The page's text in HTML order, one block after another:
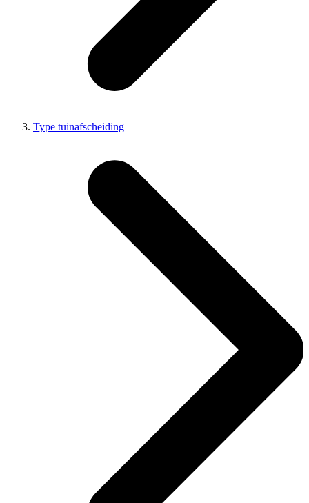
Type tuinafscheiding